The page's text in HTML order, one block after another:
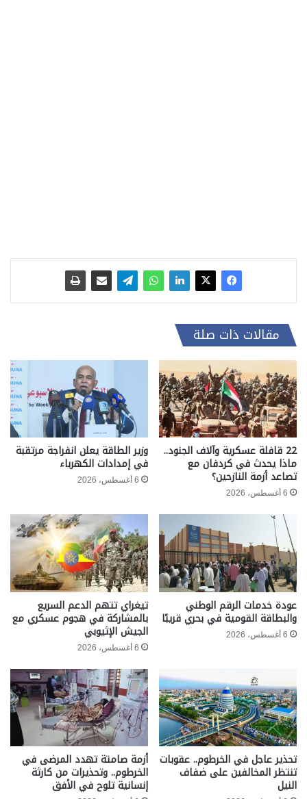
مقالات ذات صلة
22 قافلة عسكرية وآلاف الجنود..
ماذا يحدث في كردفان مع
تصاعد أزمة النازحين؟
6 أغسطس، 2026
وزير الطاقة يعلن انفراجة مرتقبة
في إمدادات الكهرباء
6 أغسطس، 2026
عودة خدمات الرقم الوطني
والبطاقة القومية في بحري قريبًا
6 أغسطس، 2026
تيغراي تتهم الدعم السريع
بالمشاركة في هجوم عسكري مع
الجيش الإثيوبي
6 أغسطس، 2026
تحذير عاجل في الخرطوم.. عقوبات
تنتظر المخالفين على ضفاف
النيل
أزمة صامتة تهدد المرضى في
الخرطوم.. وتحذيرات من كارثة
إنسانية تلوح في الأفق